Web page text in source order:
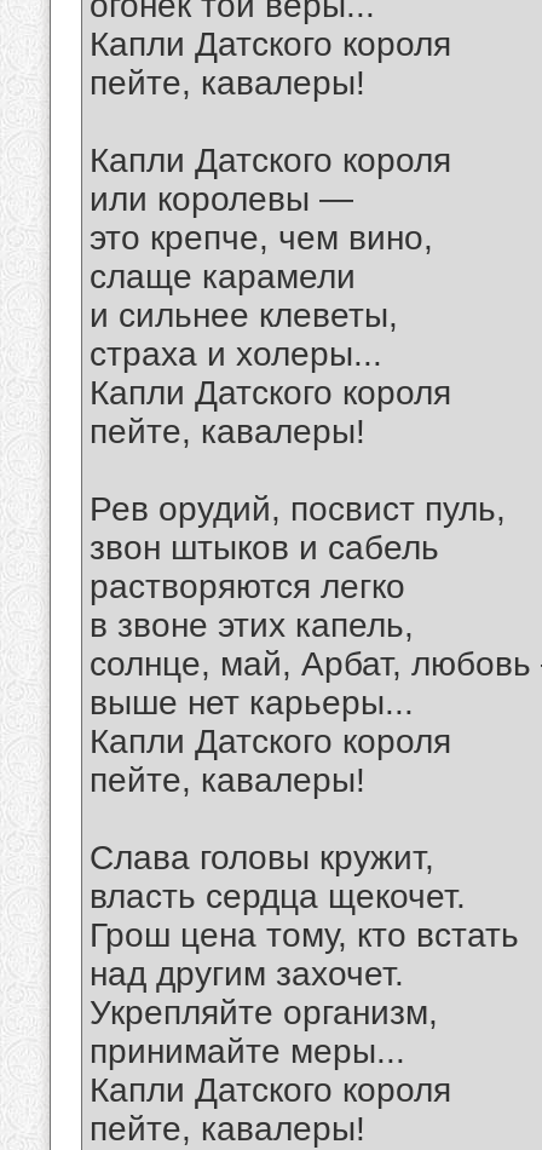
Капли Датского короля
пейте, кавалеры!
Капли Датского короля
или королевы —
это крепче, чем вино,
слаще карамели
и сильнее клеветы,
страха и холеры...
Капли Датского короля
пейте, кавалеры!
Рев орудий, посвист пуль,
звон штыков и сабель
растворяются легко
в звоне этих капель,
солнце, май, Арбат,
выше нет карьеры...
Капли Датского короля
пейте, кавалеры!
Слава головы кружит,
власть сердца щекочет.
Грош цена тому, кто встать
над другим захочет.
Укрепляйте организм,
принимайте меры...
Капли Датского короля
пейте, кавалеры!